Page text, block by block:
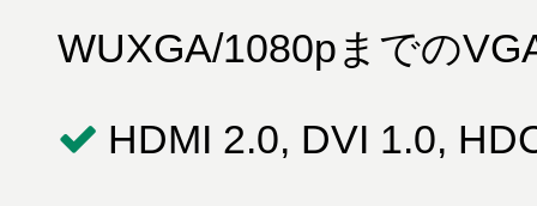
WUXGA/1080pまでの
HDMI 2.0, DVI 1.0,